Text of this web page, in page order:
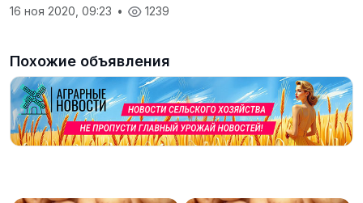
16 ноя 2020, 09:23 • 1239
Похожие объявления